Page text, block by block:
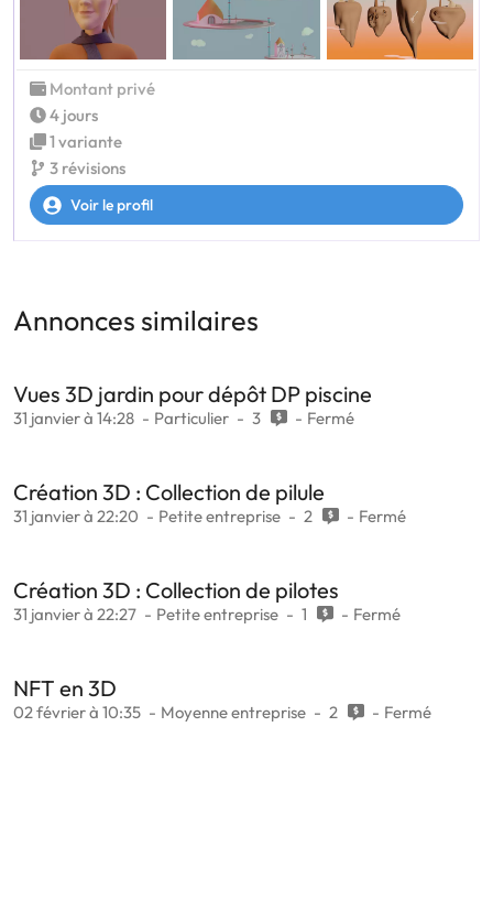
Montant privé
4 jours
1 variante
3 révisions
Voir le profil
Annonces similaires
Vues 3D jardin pour dépôt DP piscine
31 janvier à 14:28 Particulier 3 Fermé
Création 3D : Collection de pilule
31 janvier à 22:20 Petite entreprise 2 Fermé
Création 3D : Collection de pilotes
31 janvier à 22:27 Petite entreprise 1 Fermé
NFT en 3D
02 février à 10:35 Moyenne entreprise 2 Fermé